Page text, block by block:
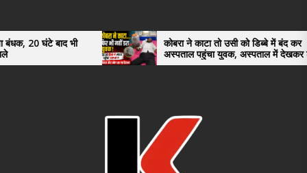
the
content
बाद भी
कोबरा ने काटा तो उसी को डिब्बे में बंद कर
अस्पताल पहुंचा युवक, अस्पताल में देखकर डॉक्टर
भी रह गए हैरान